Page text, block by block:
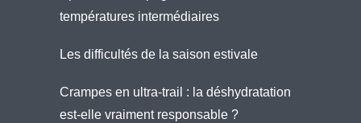
températures intermédiaires
Les difficultés de la saison estivale
Crampes en ultra-trail : la déshydratation
est-elle vraiment responsable ?